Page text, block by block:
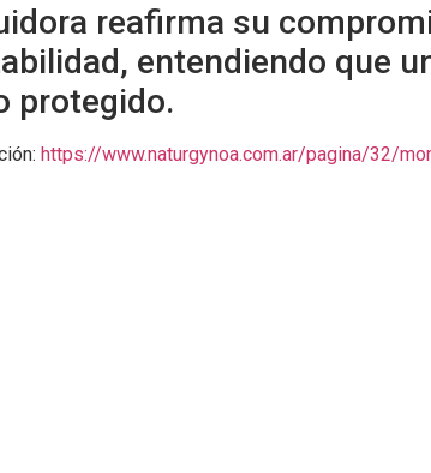
reafirma su
entendiendo que
protegido.
https://www.naturgynoa.com.ar/pagina/32/